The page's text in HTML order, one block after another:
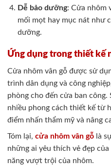
Dễ bảo dưỡng: Cửa nhôm
mối mọt hay mục nát như
dưỡng.
Ứng dụng trong thiết kế
Cửa nhôm vân gỗ được sử
trình dân dụng và công
phòng cho đến cửa ban
nhiều phong cách thiết kế từ
điểm nhấn thẩm mỹ và nâng
Tóm lại, cửa nhôm vân gỗ là
những ai yêu thích vẻ đẹp
năng vượt trội của nhôm.